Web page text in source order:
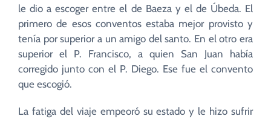
le dio a escoger entre el de Baeza y el de Úbeda. El
primero de esos conventos estaba mejor provisto y
tenía por superior a un amigo del santo. En el otro era
superior el P. Francisco, a quien San Juan había
corregido junto con el P. Diego. Ese fue el convento
que escogió.
La fatiga del viaje empeoró su estado y le hizo sufrir